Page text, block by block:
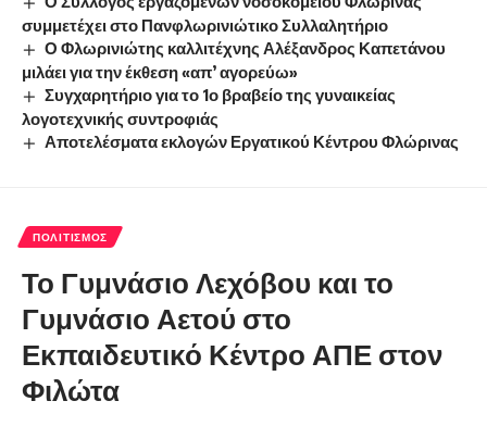
συμμετέχει στο Πανφλωρινιώτικο Συλλαλητήριο
Ο Φλωρινιώτης καλλιτέχνης Αλέξανδρος Καπετάνου
μιλάει για την έκθεση «απ’ αγορεύω»
Συγχαρητήριο για το 1ο βραβείο της γυναικείας
λογοτεχνικής συντροφιάς
Αποτελέσματα εκλογών Εργατικού Κέντρου Φλώρινας
ΠΟΛΙΤΙΣΜΌΣ
Το Γυμνάσιο Λεχόβου και το
Γυμνάσιο Αετού στο
Εκπαιδευτικό Κέντρο ΑΠΕ στον
Φιλώτα